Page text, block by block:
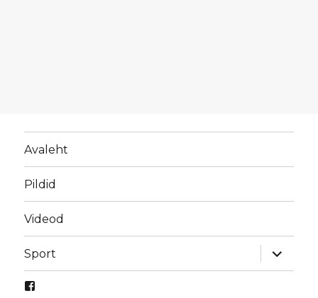
Avaleht
Pildid
Videod
Sport
laienda